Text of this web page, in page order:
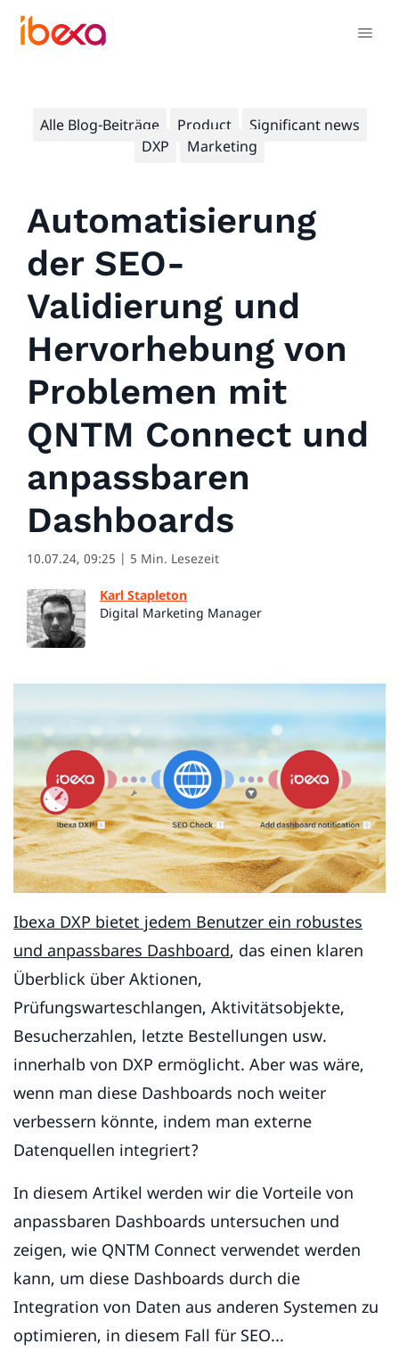
Alle Blog-Beiträge Product
Significant news
DXP
Marketing
Automatisierung
der SEO-
Validierung und
Hervorhebung von
Problemen mit
QNTM Connect und
anpassbaren
Dashboards
10.07.24, 09:25 | 5 Min. Lesezeit
Karl Stapleton
Digital Marketing Manager
Ibexa DXP bietet jedem Benutzer ein robustes
und anpassbares Dashboard, das einen klaren
Überblick über Aktionen,
Prüfungswarteschlangen, Aktivitätsobjekte,
Besucherzahlen, letzte Bestellungen usw.
innerhalb von DXP ermöglicht. Aber was wäre,
wenn man diese Dashboards noch weiter
verbessern könnte, indem man externe
Datenquellen integriert?
In diesem Artikel werden wir die Vorteile von
anpassbaren Dashboards untersuchen und
zeigen, wie QNTM Connect verwendet werden
kann, um diese Dashboards durch die
Integration von Daten aus anderen Systemen zu
optimieren, in diesem Fall für SEO...